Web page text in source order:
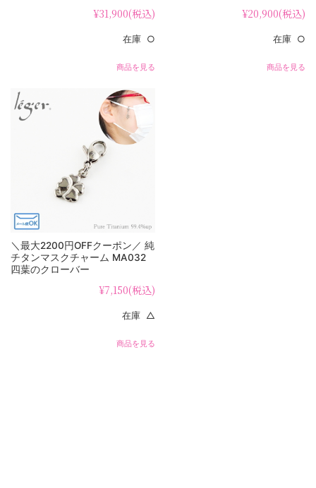
¥31,900(税込)
在庫 ○
商品を見る
¥20,900(税込)
在庫 ○
商品を見る
＼最大2200円OFFクーポン／ 純
チタンマスクチャーム MA032
四葉のクローバー
¥7,150(税込)
在庫 △
商品を見る